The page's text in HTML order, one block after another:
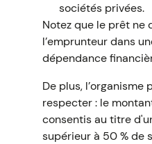
sociétés privées.
Notez que le prêt ne
l’emprunteur dans
dépendance
De plus,
respecter : le
consentis au titre
supérieur à 50 % de